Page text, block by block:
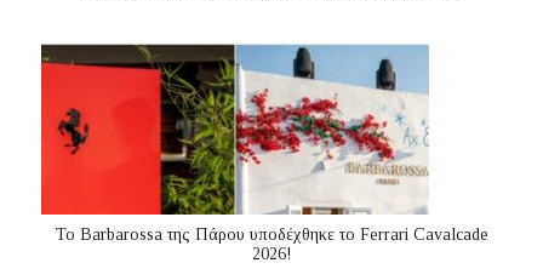
Το Barbarossa της Πάρου υποδέχθηκε το Ferrari Cavalcade
2026!